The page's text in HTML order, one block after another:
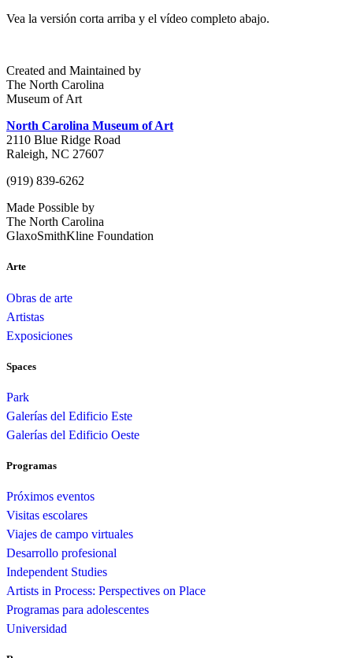
Vea la versión corta arriba y el vídeo completo abajo.
Created and Maintained by
The North Carolina
Museum of Art
North Carolina Museum of Art
2110 Blue Ridge Road
Raleigh, NC 27607
(919) 839-6262
Made Possible by
The North Carolina
GlaxoSmithKline Foundation
Arte
Obras de arte
Artistas
Exposiciones
Spaces
Park
Galerías del Edificio Este
Galerías del Edificio Oeste
Programas
Próximos eventos
Visitas escolares
Viajes de campo virtuales
Desarrollo profesional
Independent Studies
Artists in Process: Perspectives on Place
Programas para adolescentes
Universidad